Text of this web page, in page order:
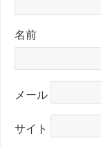
名前
メール
サイト